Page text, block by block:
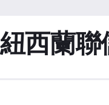
西蘭